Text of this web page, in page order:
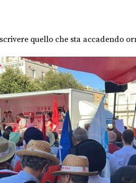
quello che sta accadendo